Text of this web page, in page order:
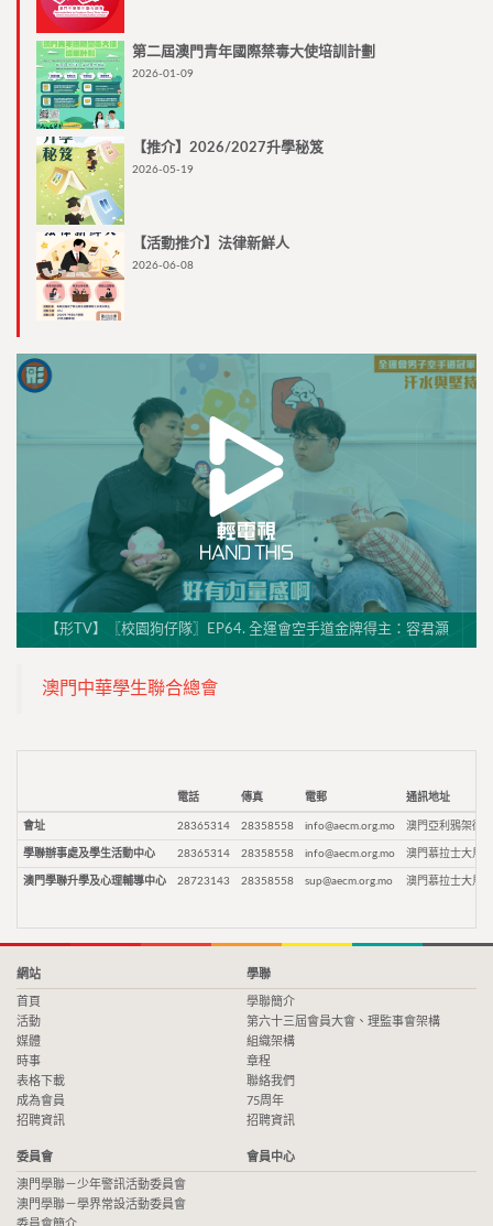
第二屆澳門青年國際禁毒大使培訓計劃
2026-01-09
【推介】2026/2027升學秘笈
2026-05-19
【活動推介】法律新鮮人
2026-06-08
【形TV】〖校園狗仔隊〗EP64. 全運會空手道金牌得主：容君灝
澳門中華學生聯合總會
電話 傳真 電郵 通訊地址
會址 28365314 28358558 info@aecm.org.mo 澳門亞利鴉架街9
學聯辦事處及學生活動中心 28365314 28358558 info@aecm.org.mo 澳門慕拉士大馬
澳門學聯升學及心理輔導中心 28723143 28358558 sup@aecm.org.mo 澳門慕拉士大馬
網站
首頁
活動
媒體
時事
表格下載
成為會員
招聘資訊
學聯
學聯簡介
第六十三屆會員大會、理監事會架構
組織架構
章程
聯絡我們
75周年
招聘資訊
委員會
澳門學聯－少年警訊活動委員會
澳門學聯－學界常設活動委員會
會員中心